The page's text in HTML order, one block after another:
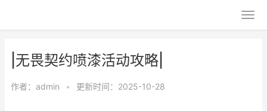
|无畏契约喷漆活动攻略|
作者： admin • 更新时间：2025-10-28